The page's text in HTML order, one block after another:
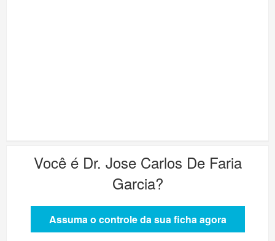
Você é Dr. Jose Carlos De Faria
Garcia?
Assuma o controle da sua ficha agora